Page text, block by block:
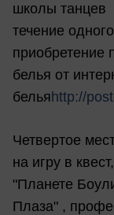
школы танцев
течение
приобретение
белья от
белья http://
Четвертое
на игру в
"Планете
Плаза" ,